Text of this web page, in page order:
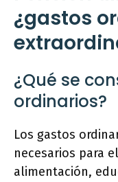
¿gastos
¿Qué se
ordinarios?
Los gastos
necesarios para
alimentación,